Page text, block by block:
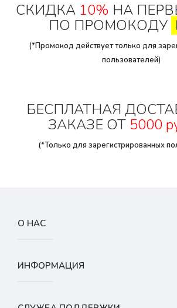
СКИДКА 10% НА
ПО ПРОМОКОДУ
(*Промокод действует только для
пользователей)
БЕСПЛАТНАЯ
ЗАКАЗЕ ОТ 5000
(*Только для зарегистрированных
О НАС
ИНФОРМАЦИЯ